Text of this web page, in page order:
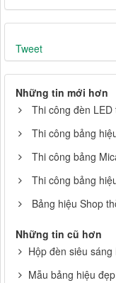
Tweet
Những tin mới hơn
Thi công đèn
Thi công bảng
Thi công bảng
Thi công bảng
Bảng hiệu Shop
Những tin cũ hơn
Hộp đèn siêu sáng
Mẫu bảng hiệu đẹp